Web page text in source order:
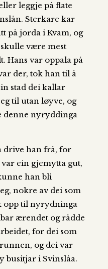
leggje på flate
Sterkare kar
på jorda i Kvam, og
være mest
Hans var oppala på
der, tok han til å
stad dei kallar
til utan løyve, og
denne nyryddinga
drive han frå, for
ein gjemytta gut,
han bli
nokre av dei som
opp til nyrydninga
ærendet og rådde
for dei som
og dei var
busitjar i Svinslåa.